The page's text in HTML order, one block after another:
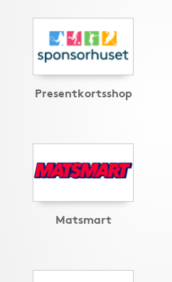
Presentkortsshop
Matsmart